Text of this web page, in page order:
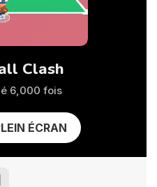
Clash
6,000 fois
ÉCRAN